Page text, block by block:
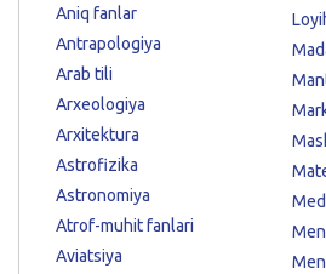
Aniq fanlar
Antrapologiya
Arab tili
Arxeologiya
Arxitektura
Astrofizika
Astronomiya
Atrof-muhit fanlari
Aviatsiya